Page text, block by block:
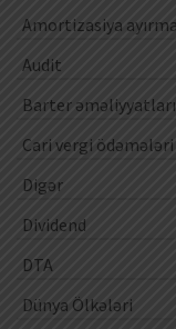
Amortizasiya
Audit
Barter əməliyyatları
Cari vergi ödəmələri
Digər
Dividend
DTA
Dünya Ölkələri